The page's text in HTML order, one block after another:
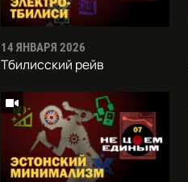
14 ЯНВАРЯ 2026
Тбилисский рейв